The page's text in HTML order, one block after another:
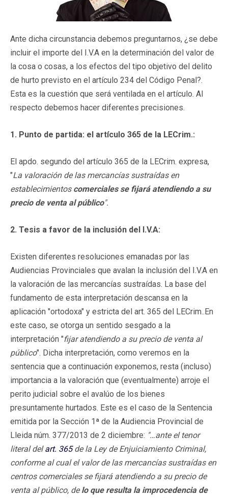
Ante dicha circunstancia debemos preguntarnos, ¿se debe
incluir el importe del I.V.A en la determinación del valor de
la cosa o cosas, a los efectos del tipo objetivo del delito
de hurto previsto en el artículo 234 del Código Penal?.
Esta es la cuestión que será ventilada en el artículo. Al
respecto debemos hacer diferentes precisiones.
1. Punto de partida: el artículo 365 de la LECrim.:
El apdo. segundo del artículo 365 de la LECrim. expresa,
"La valoración de las mercancías sustraídas en
establecimientos comerciales se fijará atendiendo a su
precio de venta al público".
2. Tesis a favor de la inclusión del I.V.A:
Existen diferentes resoluciones emanadas por las
Audiencias Provinciales que avalan la inclusión del I.V.A en
la valoración de las mercancías sustraídas. La base del
fundamento de esta interpretación descansa en la
aplicación "ortodoxa" y estricta del art. 365 del LECrim..En
este caso, se otorga un sentido sesgado a la
interpretación "fijar atendiendo a su precio de venta al
público". Dicha interpretación, como veremos en la
sentencia que a continuación exponemos, resta (incluso)
importancia a la valoración que (eventualmente) arroje el
perito judicial sobre el avalúo de los bienes
presuntamente hurtados. Este es el caso de la Sentencia
emitida por la Sección 1ª de la Audiencia Provincial de
Lleida núm. 377/2013 de 2 diciembre: "…ante el tenor
literal delart. 365 de la Ley de Enjuiciamiento Criminal,
conforme al cual el valor de las mercancías sustraídas en
centros comerciales se fijará atendiendo a su precio de
venta al público, delo que resulta la improcedencia de